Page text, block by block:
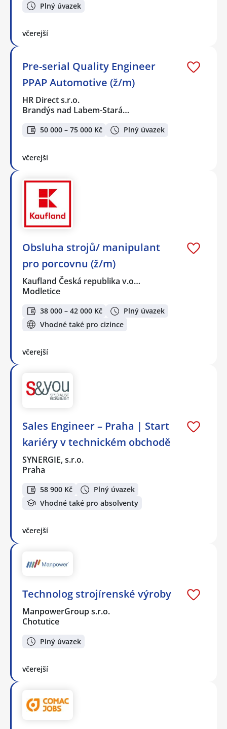
Plný úvazek
včerejší
Pre-serial Quality Engineer
PPAP Automotive (ž/m)
HR Direct s.r.o.
Brandýs nad Labem-Stará…
50 000 – 75 000 Kč Plný úvazek
včerejší
Obsluha strojů/ manipulant
pro porcovnu (ž/m)
Kaufland Česká republika v.o…
Modletice
38 000 – 42 000 Kč
Plný úvazek
Vhodné také pro cizince
včerejší
Sales Engineer – Praha | Start
kariéry v technickém obchodě
SYNERGIE, s.r.o.
Praha
58 900 Kč
Plný úvazek
Vhodné také pro absolventy
včerejší
Technolog strojírenské výroby
ManpowerGroup s.r.o.
Chotutice
Plný úvazek
včerejší